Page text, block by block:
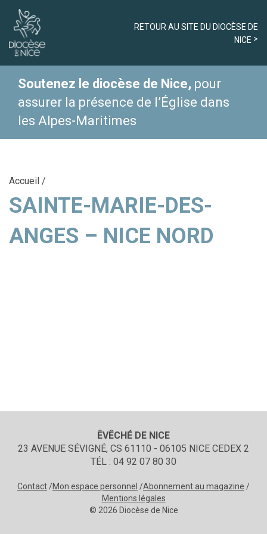
RETOUR AU SITE DU DIOCÈSE DE
NICE
Soutenez le diocèse de Nice, pour
assurer la présence de l’Église dans
les Alpes-Maritimes
Accueil /
SAINTE-MARIE-DES-
ANGES – NICE NORD
ÊVÊCHÉ DE NICE
23 AVENUE SÉVIGNÉ, CS 61110 - 06105 NICE CEDEX 2
TÉL : 04 92 07 80 30
Contact Mon espace personnel
Abonnement au magazine
Mentions légales
© 2026 Diocèse de Nice